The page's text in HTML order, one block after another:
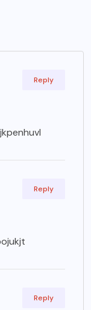
Reply
Reply
Reply